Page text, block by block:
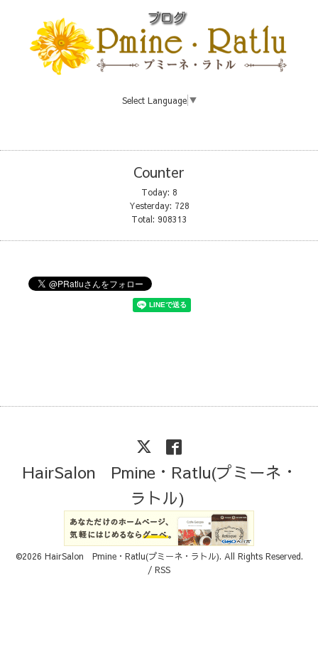
Select Language ▼
Counter
Today: 8
Yesterday: 728
Total: 908313
HairSalon Pmine・Ratlu(プミーネ・
ラトル)
©2026 HairSalon Pmine・Ratlu(プミーネ・ラトル). All Rights Reserved.
/ RSS